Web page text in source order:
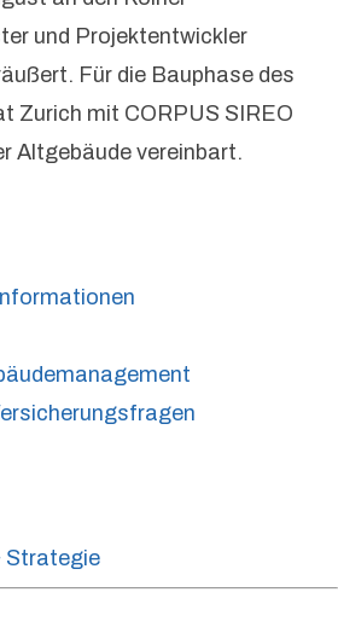
und Projektentwickler
Für die Bauphase des
Zurich mit CORPUS SIREO
Altgebäude vereinbart.
Strategie